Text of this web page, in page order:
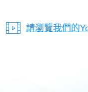
請瀏覽我們的